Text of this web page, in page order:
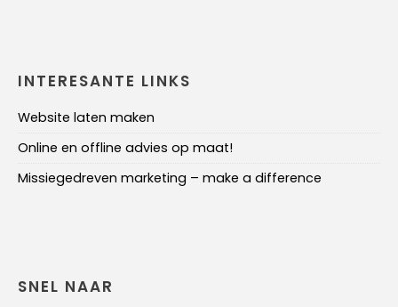
INTERESANTE LINKS
Website laten maken
Online en offline advies op maat!
Missiegedreven marketing – make a difference
SNEL NAAR